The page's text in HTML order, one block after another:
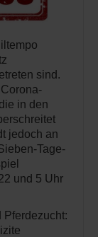
sind.
in den
jedoch an
Tage-
und 5 Uhr
Pferdezucht: